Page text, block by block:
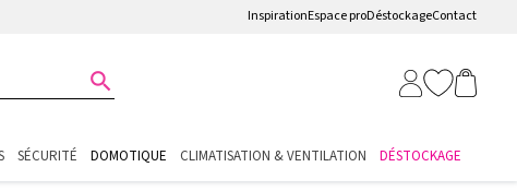
InspirationEspace proDéstockageContact

SÉCURITÉ DOMOTIQUE CLIMATISATION & VENTILATION DÉSTOCKAGE